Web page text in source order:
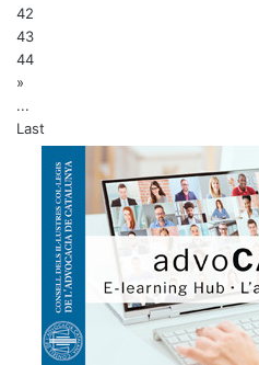
42
43
44
»
...
Last